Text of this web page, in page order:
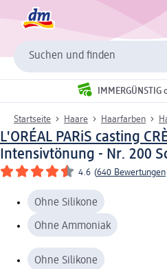
Suchen und finden
Startseite Haare Haarfarben
L'ORÉAL PARiS casting
Intensivtönung - Nr. 200
4.6 (640 Bewertungen
Ohne Silikone
Ohne Ammoniak
Ohne Silikone